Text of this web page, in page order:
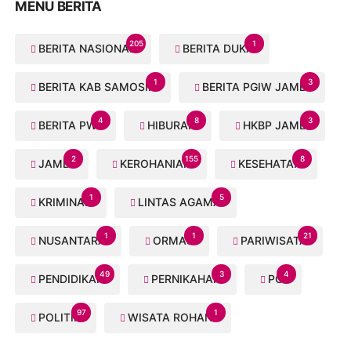
MENU BERITA
BERITA NASIONAL205 BERITA DUKA1
BERITA KAB SAMOSIR1 BERITA PGIW JAMBI3
BERITA PWI4 HIBURAN8 HKBP JAMBI3
JAMBI2 KEROHANIAN155 KESEHATAN8
KRIMINAL1 LINTAS AGAMA5
NUSANTARA1 ORMAS1 PARIWISATA21
PENDIDIKAN49 PERNIKAHAN3 PGI4
POLITIK97 WISATA ROHANI1